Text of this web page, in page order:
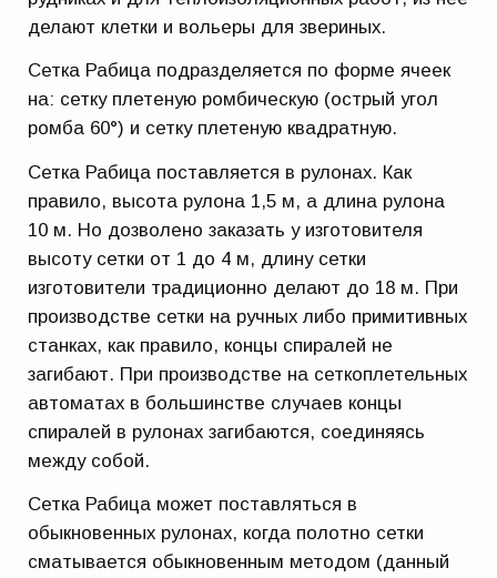
делают клетки и вольеры для звериных.
Сетка Рабица подразделяется по форме ячеек
на: сетку плетеную ромбическую (острый угол
ромба 60°) и сетку плетеную квадратную.
Сетка Рабица поставляется в рулонах. Как
правило, высота рулона 1,5 м, а длина рулона
10 м. Но дозволено заказать у изготовителя
высоту сетки от 1 до 4 м, длину сетки
изготовители традиционно делают до 18 м. При
производстве сетки на ручных либо примитивных
станках, как правило, концы спиралей не
загибают. При производстве на сеткоплетельных
автоматах в большинстве случаев концы
спиралей в рулонах загибаются, соединяясь
между собой.
Сетка Рабица может поставляться в
обыкновенных рулонах, когда полотно сетки
сматывается обыкновенным методом (данный